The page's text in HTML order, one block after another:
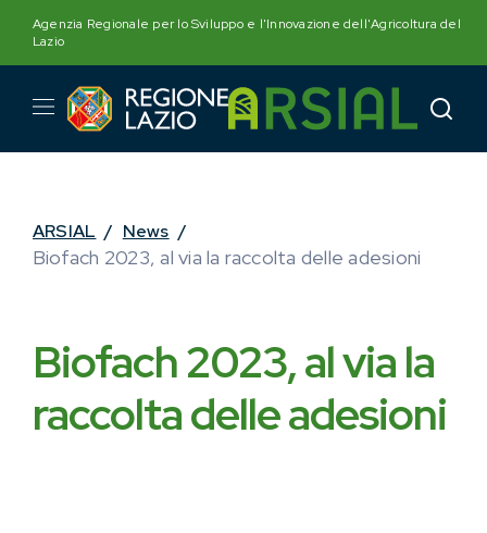
content
Agenzia Regionale per lo Sviluppo e l'Innovazione dell'Agricoltura del
Lazio
ARSIAL / News /
Biofach 2023, al via la raccolta delle adesioni
Biofach 2023, al via la
raccolta delle adesioni